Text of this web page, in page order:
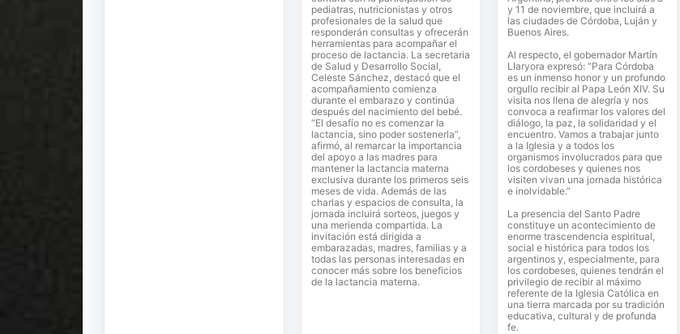
pediatras, nutricionistas y otros
profesionales de la salud que
responderán consultas y ofrecerán
herramientas para acompañar el
proceso de lactancia. La secretaria
de Salud y Desarrollo Social,
Celeste Sánchez, destacó que el
acompañamiento comienza
durante el embarazo y continúa
después del nacimiento del bebé.
“El desafío no es comenzar la
lactancia, sino poder sostenerla”,
afirmó, al remarcar la importancia
del apoyo a las madres para
mantener la lactancia materna
exclusiva durante los primeros seis
meses de vida. Además de las
charlas y espacios de consulta, la
jornada incluirá sorteos, juegos y
una merienda compartida. La
invitación está dirigida a
embarazadas, madres, familias y a
todas las personas interesadas en
conocer más sobre los beneficios
de la lactancia materna.
y 11 de noviembre, que incluirá a
las ciudades de Córdoba, Luján y
Buenos Aires.
Al respecto, el gobernador Martín
Llaryora expresó: “Para Córdoba
es un inmenso honor y un profundo
orgullo recibir al Papa León XIV. Su
visita nos llena de alegría y nos
convoca a reafirmar los valores del
diálogo, la paz, la solidaridad y el
encuentro. Vamos a trabajar junto
a la Iglesia y a todos los
organismos involucrados para que
los cordobeses y quienes nos
visiten vivan una jornada histórica
e inolvidable.”
La presencia del Santo Padre
constituye un acontecimiento de
enorme trascendencia espiritual,
social e histórica para todos los
argentinos y, especialmente, para
los cordobeses, quienes tendrán el
privilegio de recibir al máximo
referente de la Iglesia Católica en
una tierra marcada por su tradición
educativa, cultural y de profunda
fe.